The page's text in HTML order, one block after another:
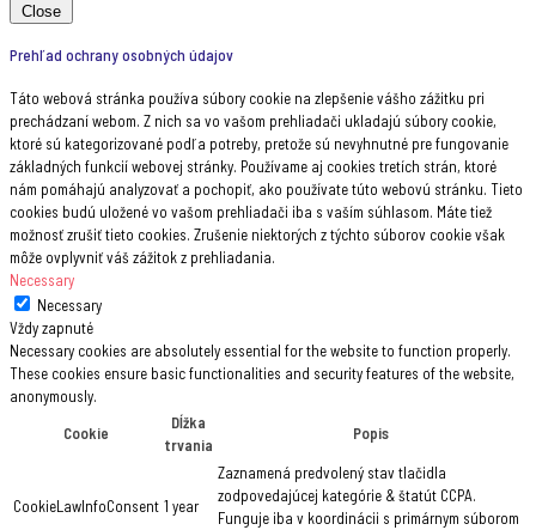
Close
Prehľad ochrany osobných údajov
Táto webová stránka používa súbory cookie na zlepšenie vášho zážitku pri
prechádzaní webom. Z nich sa vo vašom prehliadači ukladajú súbory cookie,
ktoré sú kategorizované podľa potreby, pretože sú nevyhnutné pre fungovanie
základných funkcií webovej stránky. Používame aj cookies tretích strán, ktoré
nám pomáhajú analyzovať a pochopiť, ako používate túto webovú stránku. Tieto
cookies budú uložené vo vašom prehliadači iba s vaším súhlasom. Máte tiež
možnosť zrušiť tieto cookies. Zrušenie niektorých z týchto súborov cookie však
môže ovplyvniť váš zážitok z prehliadania.
Necessary
Necessary
Vždy zapnuté
Necessary cookies are absolutely essential for the website to function properly.
These cookies ensure basic functionalities and security features of the website,
anonymously.
Cookie
Dĺžka
trvania
Popis
CookieLawInfoConsent 1 year
Zaznamená predvolený stav tlačidla
zodpovedajúcej kategórie & štatút CCPA.
Funguje iba v koordinácii s primárnym súborom